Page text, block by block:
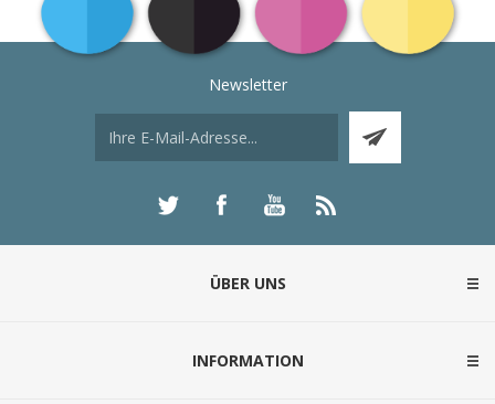
Newsletter
ÜBER UNS
INFORMATION